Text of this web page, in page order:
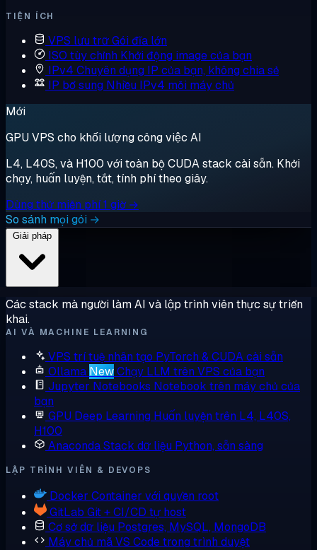
TIỆN ÍCH
VPS lưu trữGói đĩa lớn
ISO tùy chỉnh Khởi động image của bạn
IPv4 Chuyên dụng IP của bạn, không chia sẻ
IP bổ sung Nhiều IPv4 mỗi máy chủ
Mới
GPU VPS cho khối lượng công việc AI
L4, L40S, và H100 với toàn bộ CUDA stack cài sẵn. Khởi
chạy, huấn luyện, tắt, tính phí theo giây.
Dùng thử miễn phí 1 giờ →
So sánh mọi gói →
Các stack mà người làm AI và lập trình viên thực sự triển
khai.
AI VÀ MACHINE LEARNING
VPS trí tuệ nhân tạo PyTorch & CUDA cài sẵn
Ollama NewChạy LLM trên VPS của bạn
Jupyter Notebooks Notebook trên máy chủ của
bạn
GPU Deep Learning Huấn luyện trên L4, L40S,
H100
AnacondaStack dữ liệu Python, sẵn sàng
LẬP TRÌNH VIÊN & DEVOPS
Docker Container với quyền root
GitLab Git + CI/CD tự host
Cơ sở dữ liệu Postgres, MySQL, MongoDB
Máy chủ mãVS Code trong trình duyệt